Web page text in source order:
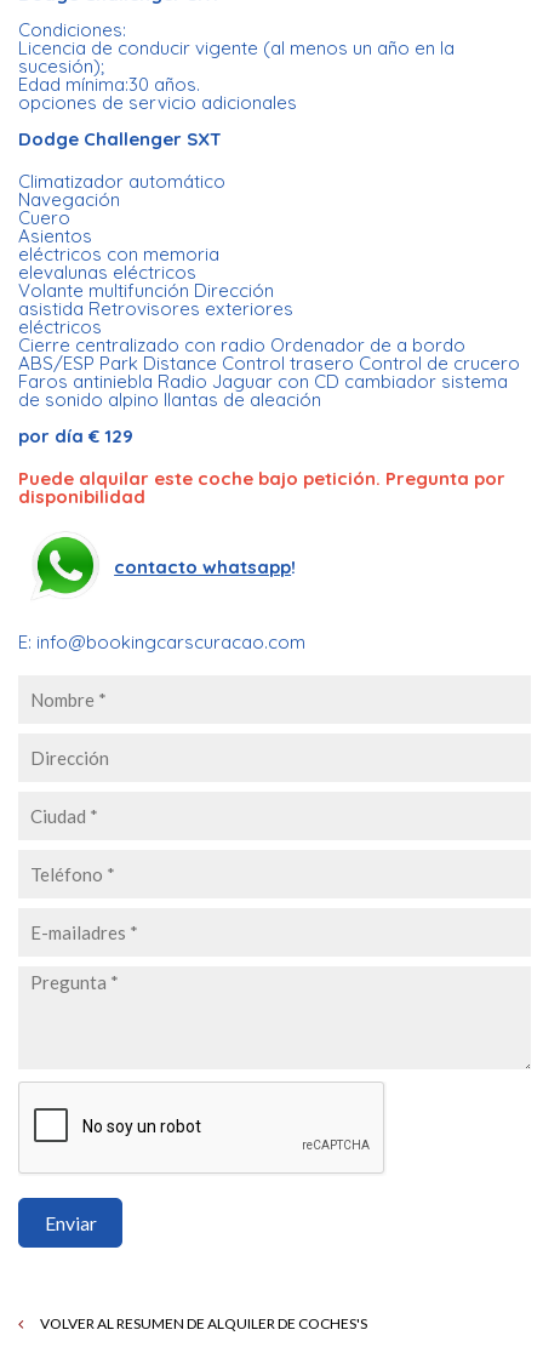
Condiciones:
Licencia de conducir vigente (al menos un año en la
sucesión);
Edad mínima:30 años.
opciones de servicio adicionales
Dodge Challenger SXT
Climatizador automático
Navegación
Cuero
Asientos
eléctricos con memoria
elevalunas eléctricos
Volante multifunción Dirección
asistida Retrovisores exteriores
eléctricos
Cierre centralizado con radio Ordenador de a bordo
ABS/ESP Park Distance Control trasero Control de crucero
Faros antiniebla Radio Jaguar con CD cambiador sistema
de sonido alpino llantas de aleación
por día € 129
Puede alquilar este coche bajo petición. Pregunta por
disponibilidad
contacto whatsapp!
E: info@bookingcarscuracao.com
Enviar
VOLVER AL RESUMEN DE ALQUILER DE COCHES'S